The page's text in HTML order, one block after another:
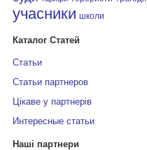
учасники школи
Каталог Статей
Статьи
Статьи партнеров
Цікаве у партнерів
Интересные статьи
Наші партнери